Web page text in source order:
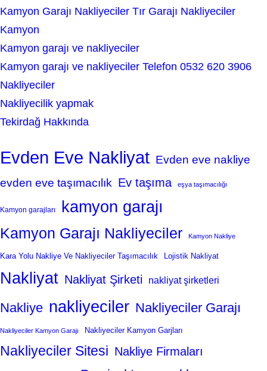
Kamyon Garajı Nakliyeciler Tır Garajı Nakliyeciler
Kamyon
Kamyon garajı ve nakliyeciler
Kamyon garajı ve nakliyeciler Telefon 0532 620 3906
Nakliyeciler
Nakliyecilik yapmak
Tekirdağ Hakkında
Evden Eve Nakliyat Evden eve nakliye
evden eve taşımacılık Ev taşıma eşya taşımacılığı
Kamyon garajları kamyon garajı
Kamyon Garajı Nakliyeciler Kamyon Nakliye
Kara Yolu Nakliye Ve Nakliyeciler Taşımacılık Lojistik Nakliyat
Nakliyat Nakliyat Şirketi nakliyat şirketleri
Nakliye nakliyeciler Nakliyeciler Garajı
Nakliyeciler Kamyon Garajı Nakliyeciler Kamyon Garjları
Nakliyeciler Sitesi Nakliye Firmaları